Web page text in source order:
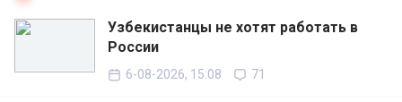
Узбекистанцы не хотят работать в
России
6-08-2026, 15:08 71